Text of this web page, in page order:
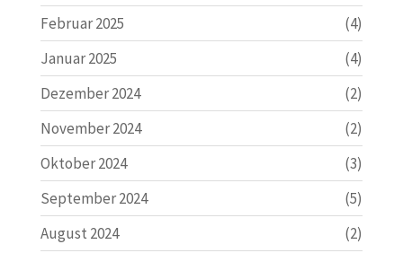
Februar 2025
(4)
Januar 2025
(4)
Dezember 2024
(2)
November 2024
(2)
Oktober 2024
(3)
September 2024
(5)
August 2024
(2)